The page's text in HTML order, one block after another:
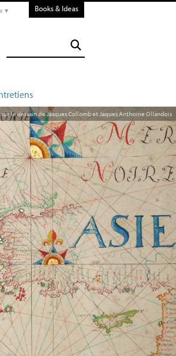
▾ Books & Ideas
le dessain de Jasques Collomb et Jaques Anthoine Ollandois